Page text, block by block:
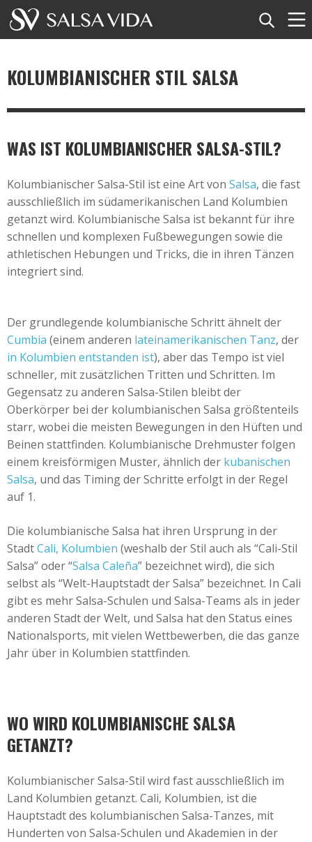
Veranstaltungen
Artikel
Videos
Salsa-Begriffe
Shop
+ Event hinzufügen
KOLUMBIANISCHER STIL SALSA
WAS IST KOLUMBIANISCHER SALSA-STIL?
Kolumbianischer Salsa-Stil ist eine Art von Salsa, die fast
ausschließlich im südamerikanischen Land Kolumbien
getanzt wird. Kolumbianische Salsa ist bekannt für ihre
schnellen und komplexen Fußbewegungen sowie die
athletischen Hebungen und Tricks, die in ihren Tänzen
integriert sind.
Der grundlegende kolumbianische Schritt ähnelt der
Cumbia (einem anderen lateinamerikanischen Tanz, der
in Kolumbien entstanden ist), aber das Tempo ist viel
schneller, mit zusätzlichen Tritten und Schritten. Im
Gegensatz zu anderen Salsa-Stilen bleibt der
Oberkörper bei der kolumbianischen Salsa größtenteils
starr, wobei die meisten Bewegungen in den Hüften und
Beinen stattfinden. Kolumbianische Drehmuster folgen
einem kreisförmigen Muster, ähnlich der kubanischen
Salsa, und das Timing der Schritte erfolgt in der Regel
auf 1.
Die kolumbianische Salsa hat ihren Ursprung in der
StadtCali, Kolumbien (weshalb der Stil auch als “Cali-Stil
Salsa” oder “Salsa Caleña” bezeichnet wird), die sich
selbst als “Welt-Hauptstadt der Salsa” bezeichnet. In Cali
gibt es mehr Salsa-Schulen und Salsa-Teams als in jeder
anderen Stadt der Welt, und Salsa hat den Status eines
Nationalsports, mit vielen Wettbewerben, die das ganze
Jahr über in Kolumbien stattfinden.
WO WIRD KOLUMBIANISCHE SALSA
GETANZT?
Kolumbianischer Salsa-Stil wird fast ausschließlich im
Land Kolumbien getanzt. Cali, Kolumbien, ist die
Hauptstadt des kolumbianischen Salsa-Tanzes, mit
Hunderten von Salsa-Schulen und Akademien in der